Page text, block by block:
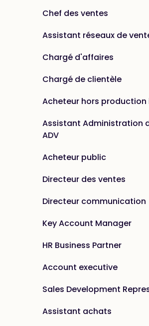
Chef des ventes
Assistant réseaux de
Chargé d'affaires
Chargé de clientèle
Acheteur hors production
Assistant Administration
ADV
Acheteur public
Directeur des ventes
Directeur communication
Key Account Manager
HR Business Partner
Account executive
Sales Development
Assistant achats